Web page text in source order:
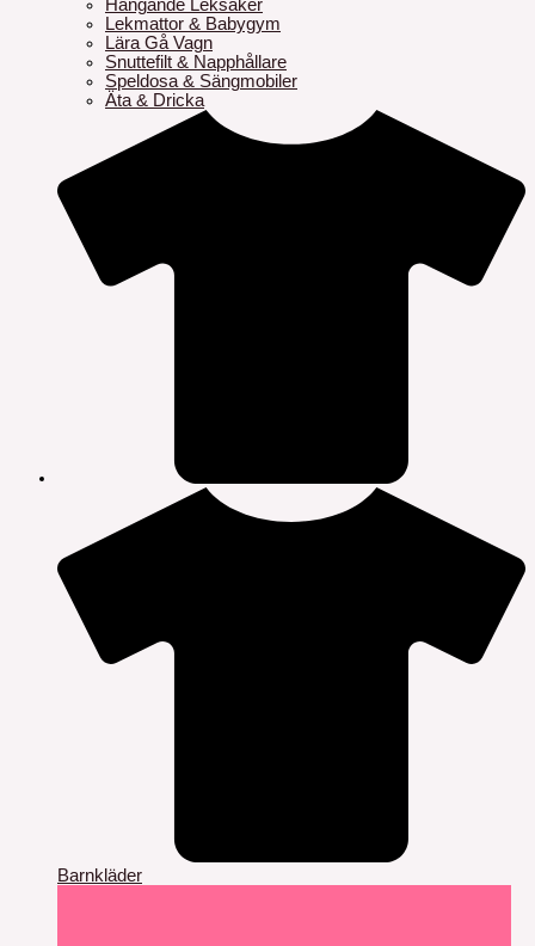
Hängande Leksaker
Lekmattor & Babygym
Lära Gå Vagn
Snuttefilt & Napphållare
Speldosa & Sängmobiler
Äta & Dricka
Barnkläder